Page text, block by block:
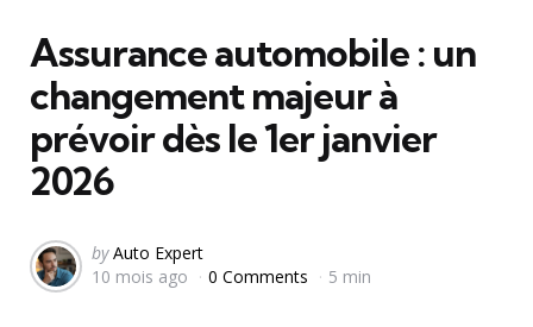
Assurance automobile : un
changement majeur à
prévoir dès le 1er janvier
2026
Posted
by
by Auto Expert
10 mois ago
0 Comments 5 min